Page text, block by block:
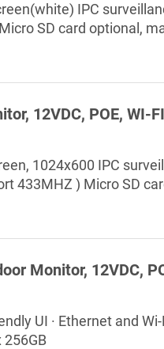
IPC
SD card optional,
12VDC, POE, WI-
1024x600 IPC
433MHZ ) Micro SD
Monitor, 12VDC,
UI · Ethernet and
256GB